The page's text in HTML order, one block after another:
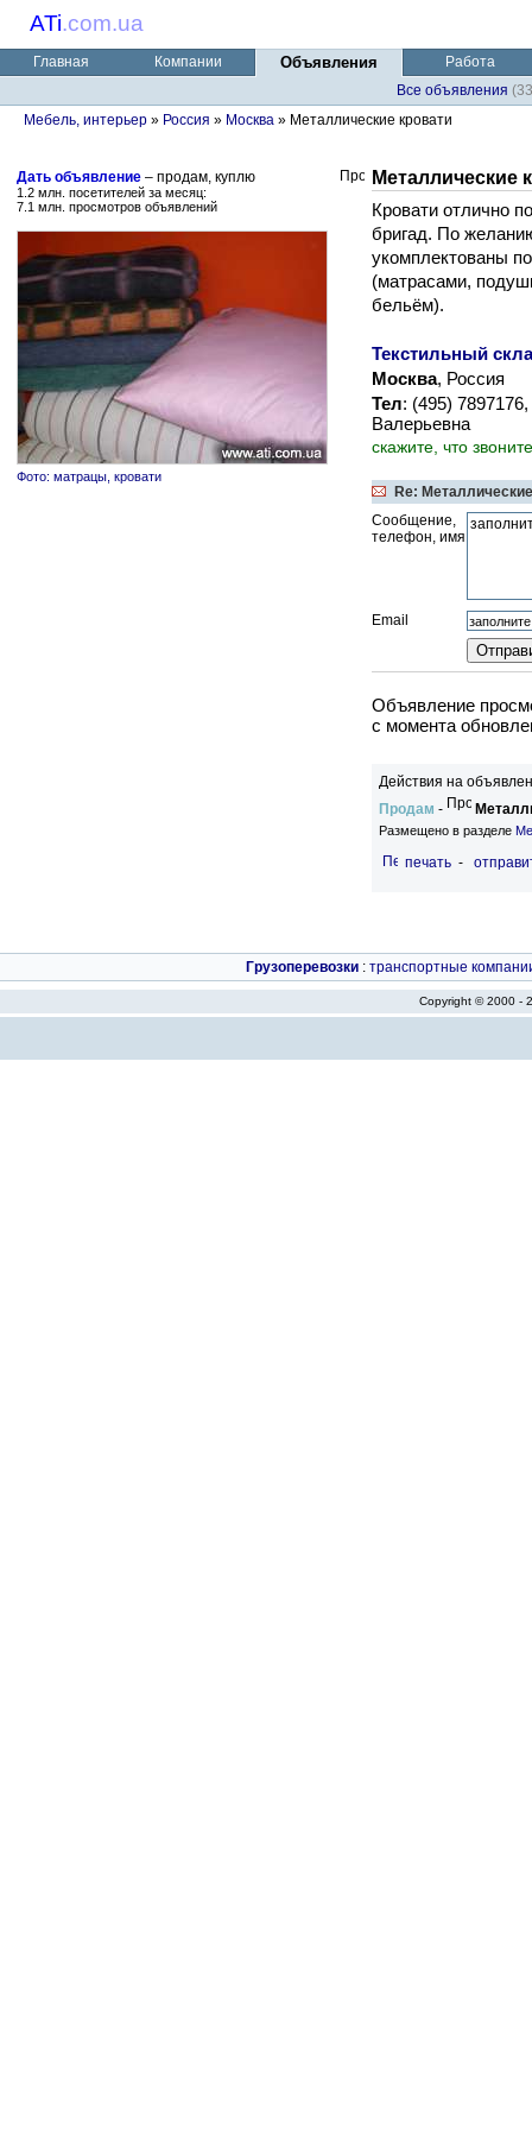
ATi.com.ua
Главная Компании Объявления
Работа
Все объявления
Мебель, интерьер » Россия » Москва » Металлические кровати
Дать объявление – продам, куплю
1.2 млн. посетителей за месяц:
7.1 млн. просмотров объявлений
Фото: матрацы, кровати
Металлические
Кровати отлично
бригад. По
укомплектованы
(матрасами,
бельём).
Текстильный
Москва, Россия
Тел: (495)
Валерьевна
скажите, что
Re:
Сообщение,
телефон, имя
Email
Объявление
c момента
Действия на
Продам -
Размещено в разделе
печать -
Грузоперевозки : транспортные
Copyright © 2000 -